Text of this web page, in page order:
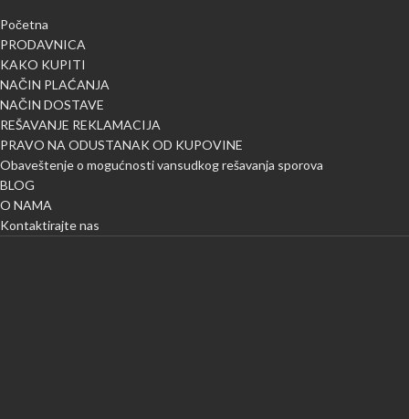
Početna
PRODAVNICA
KAKO KUPITI
NAČIN PLAĆANJA
NAČIN DOSTAVE
REŠAVANJE REKLAMACIJA
PRAVO NA ODUSTANAK OD KUPOVINE
Obaveštenje o mogućnosti vansudkog rešavanja sporova
BLOG
O NAMA
Kontaktirajte nas